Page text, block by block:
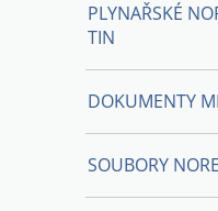
PLYNAŘSKÉ
TIN
DOKUMENTY
SOUBORY